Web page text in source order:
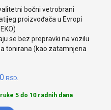
bočni vetrobrani
proizvođača u Evropi
se bez prepravki na vozilu
tonirana (kao zatamnjena
RSD.
5 do 10 radnih dana